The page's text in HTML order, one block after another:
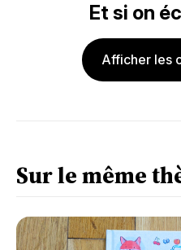
Et si on
Afficher les
Sur le même